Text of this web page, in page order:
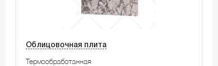
Облицовочная плита
Термообработанная